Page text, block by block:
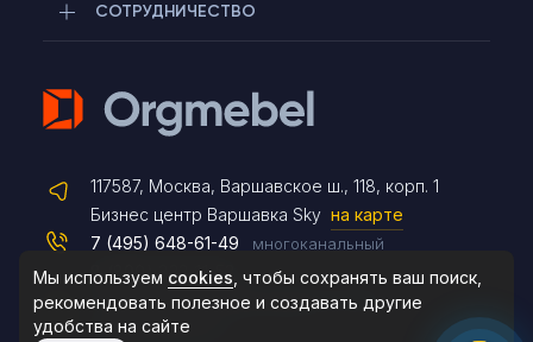
СОТРУДНИЧЕСТВО
117587, Москва, Варшавское ш., 118, корп. 1
Бизнес центр Варшавка Sky на карте
С 09-30 до 18-30 (выходные Сб, Вс)
7 (495) 648-61-49 многоканальный
8 (800) 333-11-53
mail@orgmebel.ru
Max
Чат на сайте
8 (495) 183-47-87
По будням с 09:30 до 18:30
Мы используем cookies , чтобы сохранять ваш поиск,
рекомендовать полезное и создавать другие
удобства на сайте